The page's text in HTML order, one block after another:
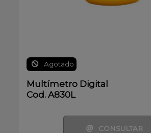
Agotado
Multímetro Digital
Cod. A830L
CONSULTAR